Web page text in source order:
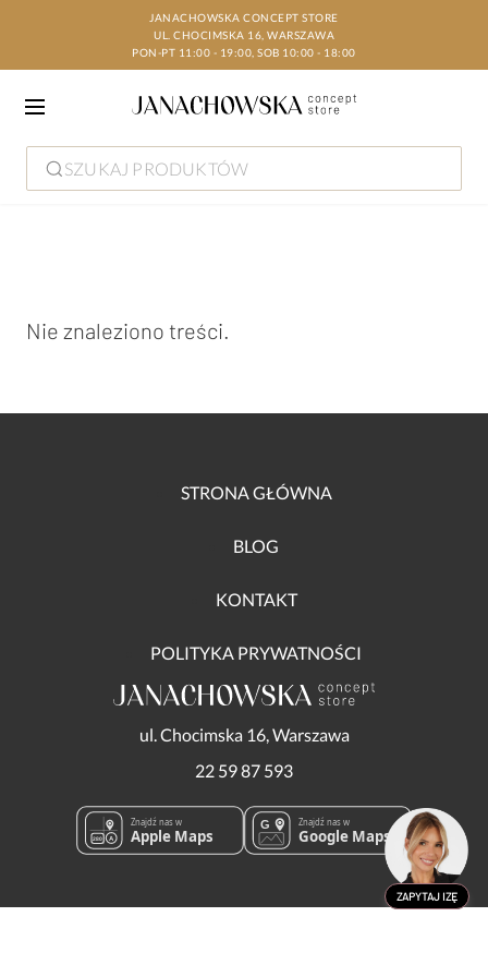
JANACHOWSKA CONCEPT STORE
UL. CHOCIMSKA 16, WARSZAWA
PON-PT 11:00 - 19:00, SOB 10:00 - 18:00
SZUKAJ PRODUKTÓW
Nie znaleziono treści.
STRONA GŁÓWNA
BLOG
KONTAKT
POLITYKA PRYWATNOŚCI
ul. Chocimska 16, Warszawa
22 59 87 593
280 A
Znajdź nas w
Apple Maps
G Znajdź nas w
Google Maps
ZAPYTAJ IZĘ